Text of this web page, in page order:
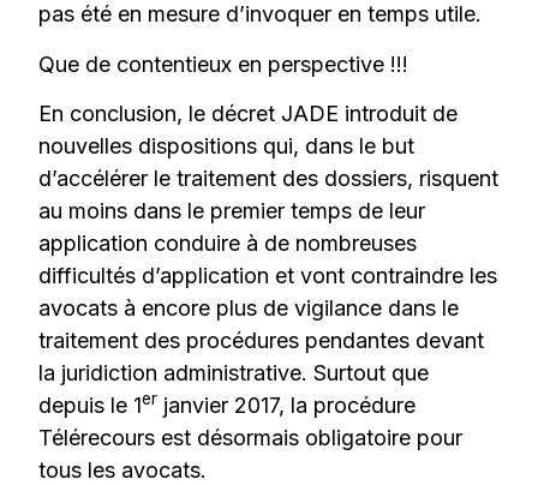
pas été en mesure d’invoquer en temps utile.
Que de contentieux en perspective !!!
En conclusion, le décret JADE introduit de
nouvelles dispositions qui, dans le but
d’accélérer le traitement des dossiers, risquent
au moins dans le premier temps de leur
application conduire à de nombreuses
difficultés d’application et vont contraindre les
avocats à encore plus de vigilance dans le
traitement des procédures pendantes devant
la juridiction administrative. Surtout que
depuis le 1er janvier 2017, la procédure
Télérecours est désormais obligatoire pour
tous les avocats.